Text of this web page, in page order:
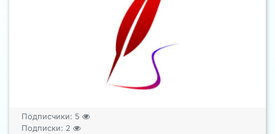
Подписчики: 5
Подписки: 2